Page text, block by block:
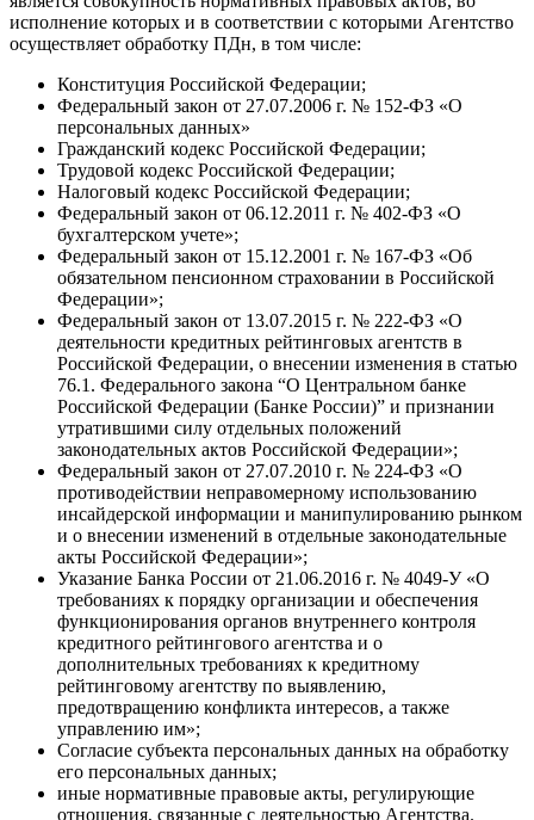
исполнение которых и в соответствии с которыми Агентство
осуществляет обработку ПДн, в том числе:
Конституция Российской Федерации;
Федеральный закон от 27.07.2006 г. № 152-ФЗ «О
персональных данных»
Гражданский кодекс Российской Федерации;
Трудовой кодекс Российской Федерации;
Налоговый кодекс Российской Федерации;
Федеральный закон от 06.12.2011 г. № 402-ФЗ «О
бухгалтерском учете»;
Федеральный закон от 15.12.2001 г. № 167-ФЗ «Об
обязательном пенсионном страховании в Российской
Федерации»;
Федеральный закон от 13.07.2015 г. № 222-ФЗ «О
деятельности кредитных рейтинговых агентств в
Российской Федерации, о внесении изменения в статью
76.1. Федерального закона “О Центральном банке
Российской Федерации (Банке России)” и признании
утратившими силу отдельных положений
законодательных актов Российской Федерации»;
Федеральный закон от 27.07.2010 г. № 224-ФЗ «О
противодействии неправомерному использованию
инсайдерской информации и манипулированию рынком
и о внесении изменений в отдельные законодательные
акты Российской Федерации»;
Указание Банка России от 21.06.2016 г. № 4049-У «О
требованиях к порядку организации и обеспечения
функционирования органов внутреннего контроля
кредитного рейтингового агентства и о
дополнительных требованиях к кредитному
рейтинговому агентству по выявлению,
предотвращению конфликта интересов, а также
управлению им»;
Согласие субъекта персональных данных на обработку
его персональных данных;
иные нормативные правовые акты, регулирующие
отношения, связанные с деятельностью Агентства.